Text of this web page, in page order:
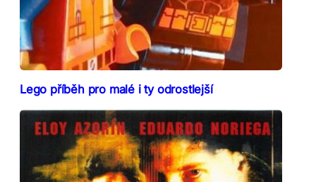
Lego příběh pro malé i ty odrostlejší